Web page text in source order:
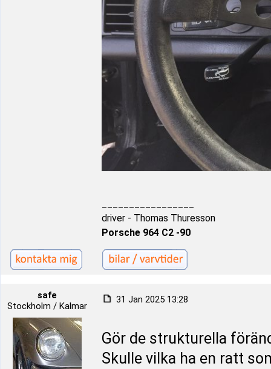
driver - Thomas Thuresson
Porsche 964 C2 -90
safe
Stockholm / Kalmar
31 Jan 2025 13:28
Gör de strukturella
Skulle vilka ha en ratt